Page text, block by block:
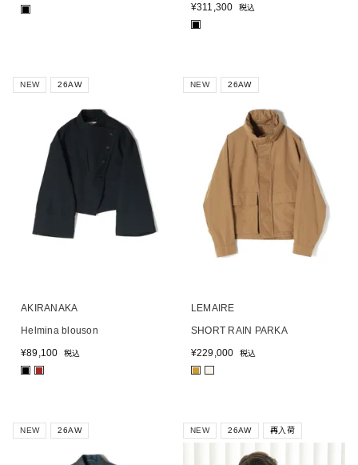
■
¥311,300 税込
■
NEW 26AW
AKIRANAKA
Helmina blouson
¥89,100 税込
NEW 26AW
LEMAIRE
SHORT RAIN PARKA
¥229,000 税込
NEW 26AW NEW 26AW 再入荷